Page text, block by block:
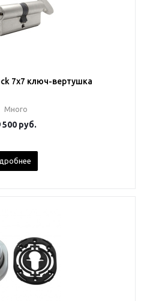
7x7 ключ-вертушка
Много
500 руб.